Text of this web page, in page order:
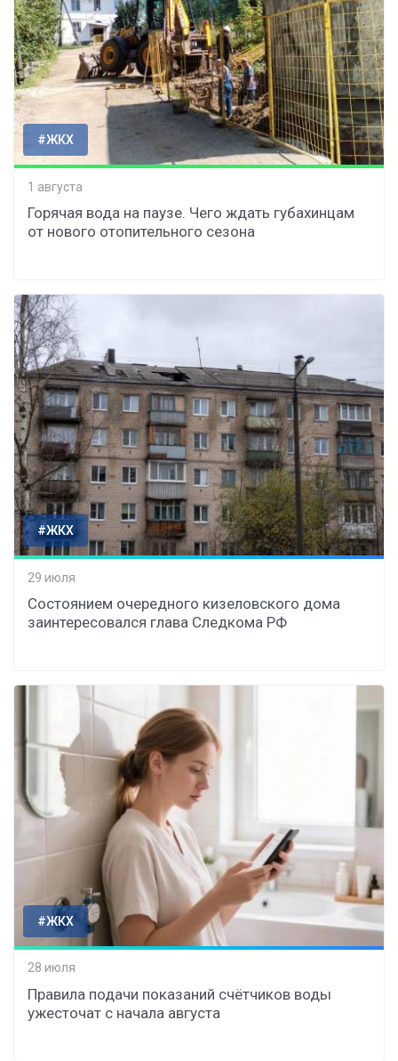
#ЖКХ
1 августа
Горячая вода на паузе. Чего ждать губахинцам
от нового отопительного сезона
#ЖКХ
29 июля
Состоянием очередного кизеловского дома
заинтересовался глава Следкома РФ
#ЖКХ
28 июля
Правила подачи показаний счётчиков воды
ужесточат с начала августа